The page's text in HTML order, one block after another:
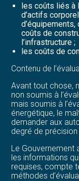
les coûts liés à
d’actifs
coûts de
l’infrastructure ;
les coûts de
Contenu de
Avant tout chose,
non soumis à
mais soumis à
énergétique, le
demander aux
degré de
Le Gouvernement
les informations
requises, compte
méthodes